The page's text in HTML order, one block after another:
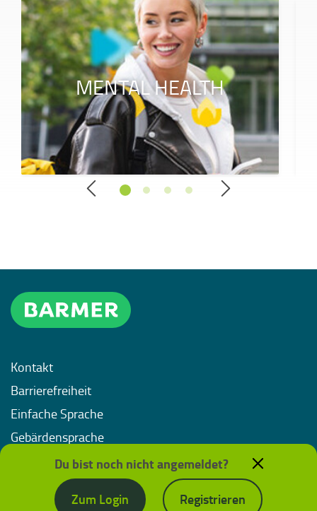
MENTAL HEALTH
Kontakt
Barrierefreiheit
Einfache Sprache
Gebärdensprache
Impressum
Datenschutz
Nutzungsbedingungen
Du bist noch nicht angemeldet?
Zum Login
Registrieren